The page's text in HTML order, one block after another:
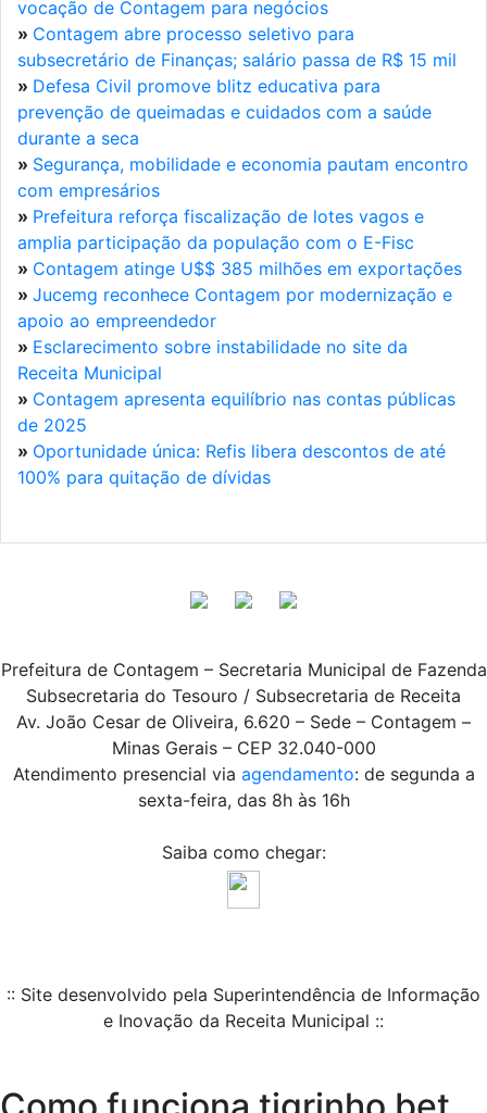
vocação de Contagem para negócios
» Contagem abre processo seletivo para
subsecretário de Finanças; salário passa de R$ 15 mil
» Defesa Civil promove blitz educativa para
prevenção de queimadas e cuidados com a saúde
durante a seca
» Segurança, mobilidade e economia pautam encontro
com empresários
» Prefeitura reforça fiscalização de lotes vagos e
amplia participação da população com o E-Fisc
» Contagem atinge U$$ 385 milhões em exportações
» Jucemg reconhece Contagem por modernização e
apoio ao empreendedor
» Esclarecimento sobre instabilidade no site da
Receita Municipal
» Contagem apresenta equilíbrio nas contas públicas
de 2025
» Oportunidade única: Refis libera descontos de até
100% para quitação de dívidas
Prefeitura de Contagem – Secretaria Municipal de Fazenda
Subsecretaria do Tesouro / Subsecretaria de Receita
Av. João Cesar de Oliveira, 6.620 – Sede – Contagem –
Minas Gerais – CEP 32.040-000
Atendimento presencial via agendamento: de segunda a
sexta-feira, das 8h às 16h
Saiba como chegar:
:: Site desenvolvido pela Superintendência de Informação
e Inovação da Receita Municipal ::